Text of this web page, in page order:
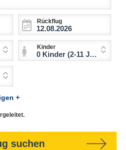
Rückflug
Kinder
0 Kinder (2-11 Jahre)
+
suchen